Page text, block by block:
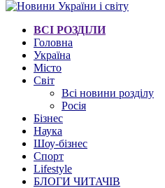
ВСІ РОЗДІЛИ
Головна
Україна
Місто
Світ
Всі новини розділу
Росія
Бізнес
Наука
Шоу-бізнес
Спорт
Lifestyle
БЛОГИ ЧИТАЧІВ